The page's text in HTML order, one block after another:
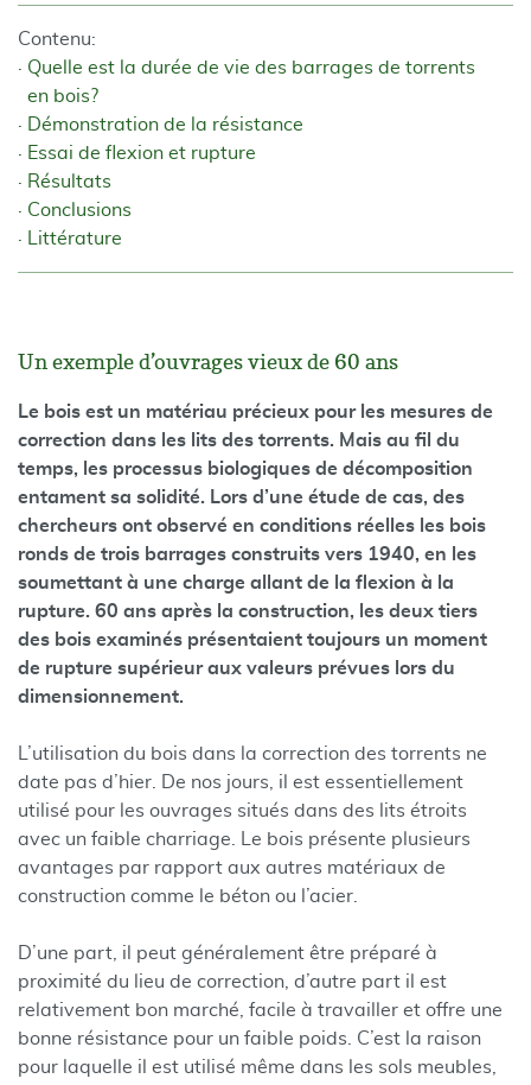
Contenu:
Quelle est la durée de vie des barrages de torrents
en bois?
Démonstration de la résistance
Essai de flexion et rupture
Résultats
Conclusions
Littérature
Un exemple d’ouvrages vieux de 60 ans
Le bois est un matériau précieux pour les mesures de
correction dans les lits des torrents. Mais au fil du
temps, les processus biologiques de décomposition
entament sa solidité. Lors d’une étude de cas, des
chercheurs ont observé en conditions réelles les bois
ronds de trois barrages construits vers 1940, en les
soumettant à une charge allant de la flexion à la
rupture. 60 ans après la construction, les deux tiers
des bois examinés présentaient toujours un moment
de rupture supérieur aux valeurs prévues lors du
dimensionnement.
L’utilisation du bois dans la correction des torrents ne
date pas d’hier. De nos jours, il est essentiellement
utilisé pour les ouvrages situés dans des lits étroits
avec un faible charriage. Le bois présente plusieurs
avantages par rapport aux autres matériaux de
construction comme le béton ou l’acier.
D’une part, il peut généralement être préparé à
proximité du lieu de correction, d’autre part il est
relativement bon marché, facile à travailler et offre une
bonne résistance pour un faible poids. C’est la raison
pour laquelle il est utilisé même dans les sols meubles,